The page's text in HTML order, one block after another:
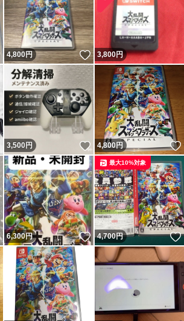
いいね！
4,800円 いいね！
3,800円
いいね！
3,500円 いいね！
4,800 円
いいね！
6,300円 いいね！
4,700円
最大10%対象